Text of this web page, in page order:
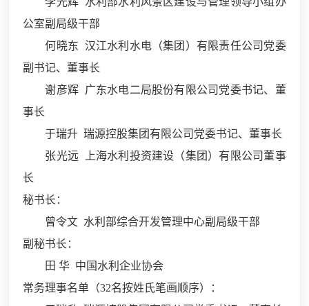
公室副局级干部
何晓东 汉江水利水电（集团）有限责任公司党委
副书记、董事长
谢彦辉 广东水电二局股份有限公司党委书记、董
事长
于瑞升 瑞源控股集团有限公司党委书记、董事长
张光远 上海水利投资建设（集团）有限公司董事
长
秘书长：
曾令文 水利部综合开发管理中心副局级干部
副秘书长：
田 华 中国水利企业协会
常务理事名单（32名按姓氏笔画顺序）：